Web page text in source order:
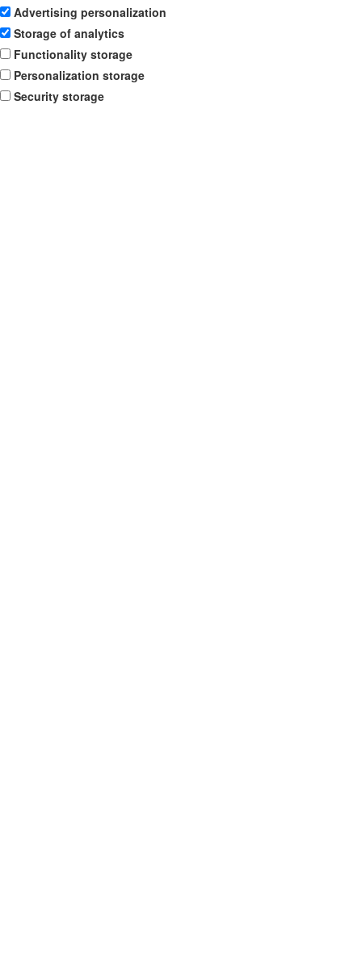
Advertising personalization
Storage of analytics
Functionality storage
Personalization storage
Security storage